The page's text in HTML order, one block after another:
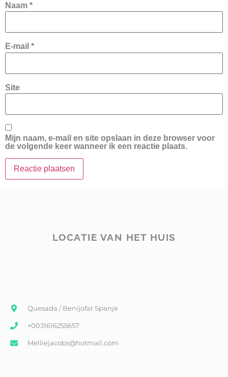
Naam *
E-mail *
Site
Mijn naam, e-mail en site opslaan in deze browser voor
de volgende keer wanneer ik een reactie plaats.
LOCATIE VAN HET HUIS
Quesada / Benijofar Spanje
+0031616255657
Melliejacobs@hotmail.com